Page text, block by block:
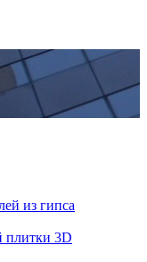
из гипса
плитки 3D